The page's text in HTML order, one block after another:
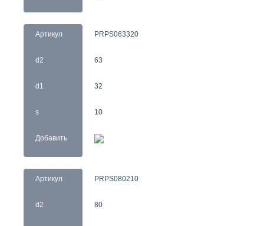
Артикул
d2
d1
s
Добавить
PRPS063320
63
32
10
Артикул
d2
PRPS080210
80